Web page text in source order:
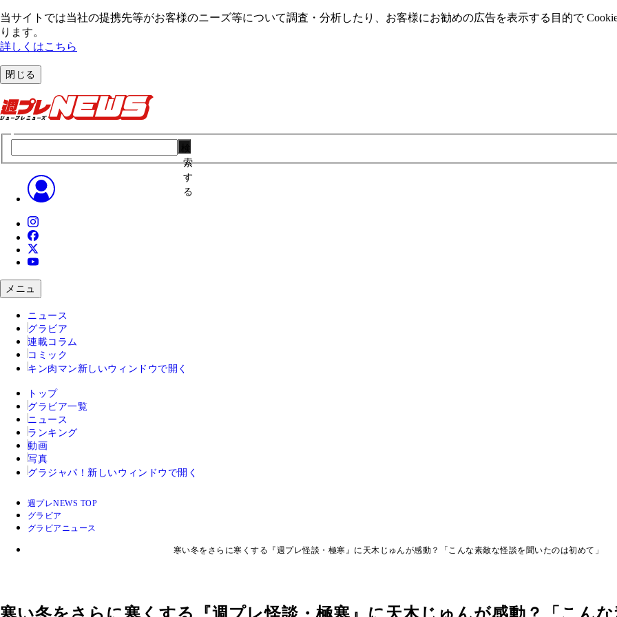
当サイトでは当社の提携先等がお客様のニーズ等について調査・分析したり、お客様にお勧めの広告を表⽰する⽬的で
ります。
詳しくはこちら
閉じる
索
す
る
メニュ
ニュース
グラビア
連載コラム
コミック
キン肉マン 新しいウィンドウで開く
トップ
グラビア一覧
ニュース
ランキング
動画
写真
グラジャパ！ 新しいウィンドウで開く
週プレNEWS TOP
グラビア
グラビアニュース
寒い冬をさらに寒くする『週プレ怪談・極寒』に天木じゅんが感動？「こんな素敵な怪談を聞いたのは初めて」
寒い冬をさらに寒くする『週プレ怪談・極寒』に天木じゅんが感動？「こんな